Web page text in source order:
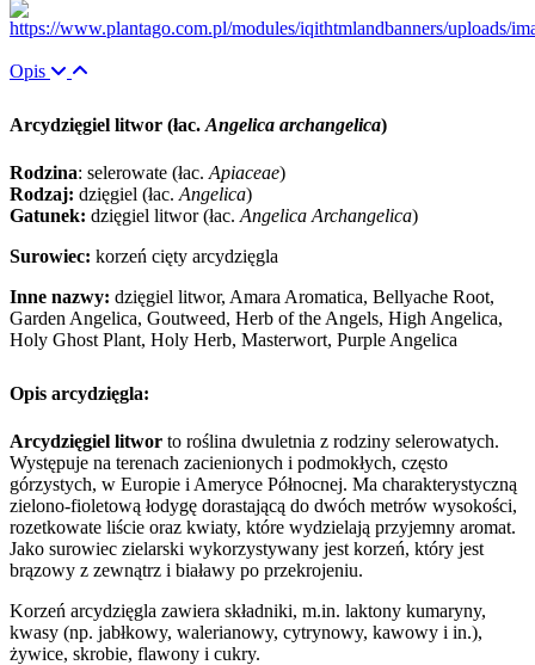
Opis
Arcydzięgiel litwor (łac. Angelica archangelica)
Rodzina: selerowate (łac. Apiaceae)
Rodzaj: dzięgiel (łac. Angelica)
Gatunek: dzięgiel litwor (łac. Angelica Archangelica)
Surowiec: korzeń cięty arcydzięgla
Inne nazwy: dzięgiel litwor, Amara Aromatica, Bellyache Root,
Garden Angelica, Goutweed, Herb of the Angels, High Angelica,
Holy Ghost Plant, Holy Herb, Masterwort, Purple Angelica
Opis arcydzięgla:
Arcydzięgiel litwor to roślina dwuletnia z rodziny selerowatych.
Występuje na terenach zacienionych i podmokłych, często
górzystych, w Europie i Ameryce Północnej. Ma charakterystyczną
zielono-fioletową łodygę dorastającą do dwóch metrów wysokości,
rozetkowate liście oraz kwiaty, które wydzielają przyjemny aromat.
Jako surowiec zielarski wykorzystywany jest korzeń, który jest
brązowy z zewnątrz i białawy po przekrojeniu.
Korzeń arcydzięgla zawiera składniki, m.in. laktony kumaryny,
kwasy (np. jabłkowy, walerianowy, cytrynowy, kawowy i in.),
żywice, skrobie, flawony i cukry.